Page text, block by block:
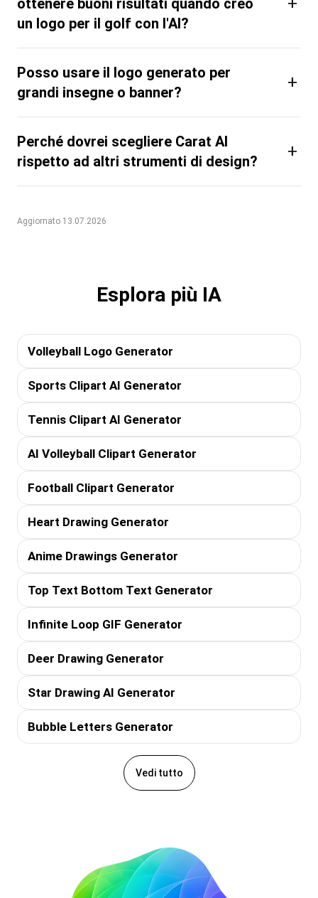
un logo per il golf con l'AI?
Posso usare il logo generato per
grandi insegne o banner?
+
Perché dovrei scegliere Carat AI
rispetto ad altri strumenti di design?
+
Aggiornato 13.07.2026
Esplora più IA
Volleyball Logo Generator
Sports Clipart AI Generator
Tennis Clipart AI Generator
AI Volleyball Clipart Generator
Football Clipart Generator
Heart Drawing Generator
Anime Drawings Generator
Top Text Bottom Text Generator
Infinite Loop GIF Generator
Deer Drawing Generator
Star Drawing AI Generator
Bubble Letters Generator
Vedi tutto